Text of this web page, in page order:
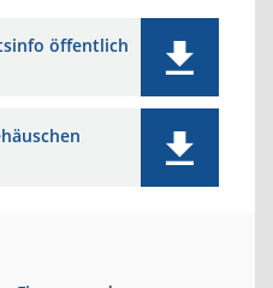
öffentlich